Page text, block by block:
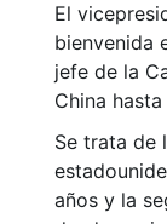
El
bienvenida
jefe de la
China
Se trata de
años y la